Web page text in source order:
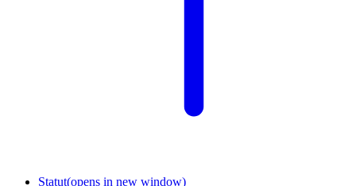
Statut(opens in new window)